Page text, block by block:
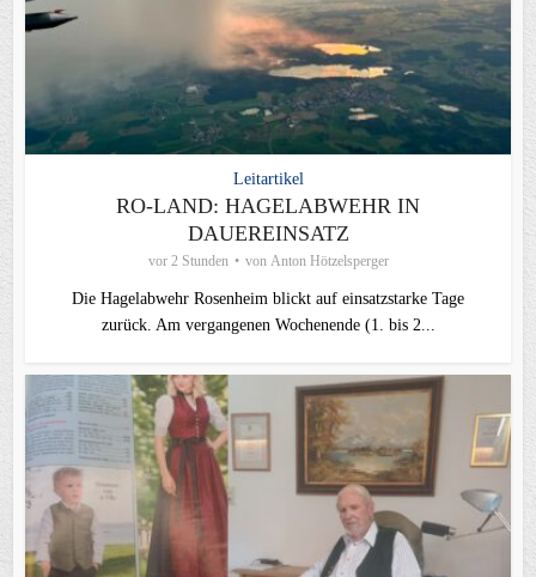
Leitartikel
RO-LAND: HAGELABWEHR IN
DAUEREINSATZ
vor 2 Stunden von Anton Hötzelsperger
Die Hagelabwehr Rosenheim blickt auf einsatzstarke Tage
zurück. Am vergangenen Wochenende (1. bis 2...